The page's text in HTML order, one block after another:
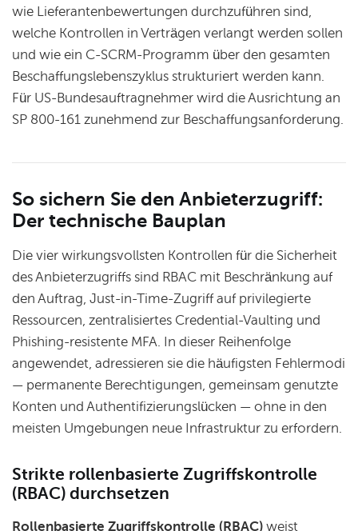
wie Lieferantenbewertungen durchzuführen sind,
welche Kontrollen in Verträgen verlangt werden sollen
und wie ein C-SCRM-Programm über den gesamten
Beschaffungslebenszyklus strukturiert werden kann.
Für US-Bundesauftragnehmer wird die Ausrichtung an
SP 800-161 zunehmend zur Beschaffungsanforderung.
So sichern Sie den Anbieterzugriff:
Der technische Bauplan
Die vier wirkungsvollsten Kontrollen für die Sicherheit
des Anbieterzugriffs sind RBAC mit Beschränkung auf
den Auftrag, Just-in-Time-Zugriff auf privilegierte
Ressourcen, zentralisiertes Credential-Vaulting und
Phishing-resistente MFA. In dieser Reihenfolge
angewendet, adressieren sie die häufigsten Fehlermodi
— permanente Berechtigungen, gemeinsam genutzte
Konten und Authentifizierungslücken — ohne in den
meisten Umgebungen neue Infrastruktur zu erfordern.
Strikte rollenbasierte Zugriffskontrolle
(RBAC) durchsetzen
Rollenbasierte Zugriffskontrolle (RBAC) weist